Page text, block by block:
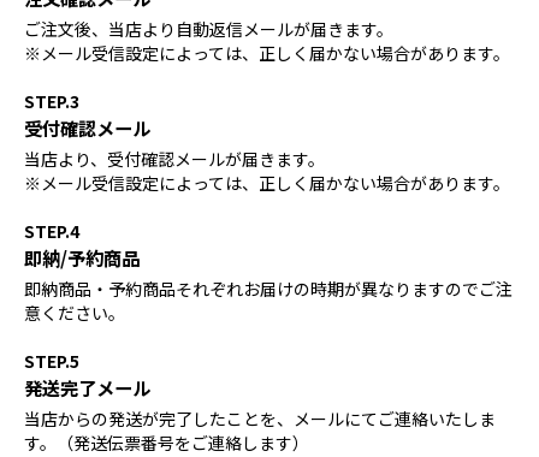
ご注文後、当店より自動返信メールが届きます。
※メール受信設定によっては、正しく届かない場合があります。
STEP.3
受付確認メール
当店より、受付確認メールが届きます。
※メール受信設定によっては、正しく届かない場合があります。
STEP.4
即納/予約商品
即納商品・予約商品それぞれお届けの時期が異なりますのでご注
意ください。
STEP.5
発送完了メール
当店からの発送が完了したことを、メールにてご連絡いたしま
す。（発送伝票番号をご連絡します）